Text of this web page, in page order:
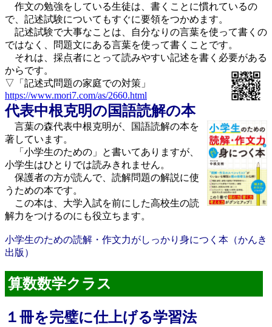
作文の勉強をしている生徒は、書くことに慣れているの
で、記述試験についてもすぐに要領をつかめます。
記述試験で大事なことは、自分なりの言葉を使って書くの
ではなく、問題文にある言葉を使って書くことです。
それは、採点者にとって読みやすい記述を書く必要がある
からです。
▽「記述式問題の家庭での対策」
https://www.mori7.com/as/2660.html
代表中根克明の国語読解の本
言葉の森代表中根克明が、国語読解の本を
著しています。
「小学生のための」と書いてありますが、
小学生はひとりでは読みきれません。
保護者の方が読んで、読解問題の解説に使
うための本です。
この本は、大学入試を前にした高校生の読
解力をつけるのにも役立ちます。
小学生のための読解・作文力がしっかり身につく本（かんき
出版）
算数数学クラス
１冊を完璧に仕上げる学習法